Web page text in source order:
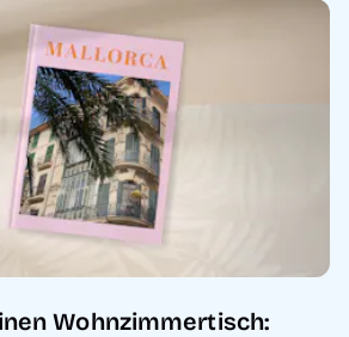
Wohnzimmertisch: